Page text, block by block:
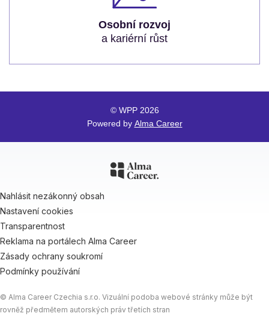
Osobní rozvoj
a kariérní růst
© WPP 2026
Powered by Alma Career
Nahlásit nezákonný obsah
Nastavení cookies
Transparentnost
Reklama na portálech Alma Career
Zásady ochrany soukromí
Podmínky používání
© Alma Career Czechia s.r.o. Vizuální podoba webové stránky může být
rovněž předmětem autorských práv třetích stran